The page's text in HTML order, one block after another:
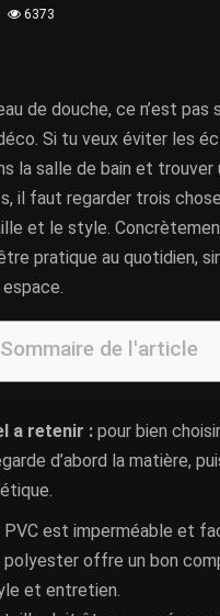
6373
de douche, ce n’est pas
Si tu veux éviter les
la salle de bain et trouver
il faut regarder trois
et le style.
pratique au quotidien,
Sommaire de l'article
a retenir : pour bien
d’abord la matière,
PVC est imperméable et
polyester offre un bon
et entretien.